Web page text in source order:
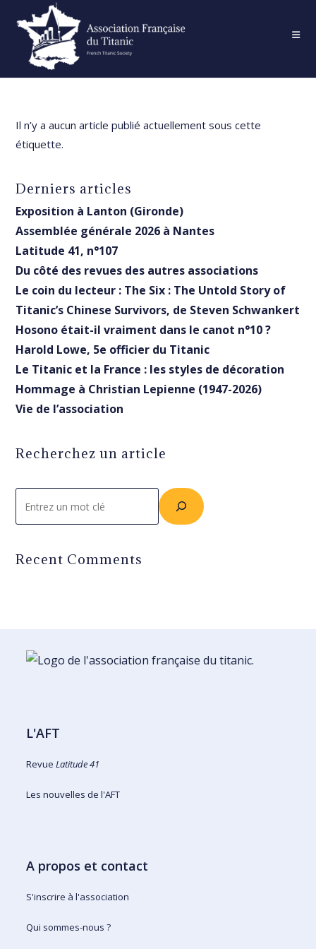
content
Il n’y a aucun article publié actuellement sous cette
étiquette.
Derniers articles
Exposition à Lanton (Gironde)
Assemblée générale 2026 à Nantes
Latitude 41, n°107
Du côté des revues des autres associations
Le coin du lecteur : The Six : The Untold Story of
Titanic’s Chinese Survivors, de Steven Schwankert
Hosono était-il vraiment dans le canot n°10 ?
Harold Lowe, 5e officier du Titanic
Le Titanic et la France : les styles de décoration
Hommage à Christian Lepienne (1947-2026)
Vie de l’association
Recherchez un article
Recent Comments
L'AFT
RevueLatitude 41
Les nouvelles de l'AFT
A propos et contact
S'inscrire à l'association
Qui sommes-nous ?